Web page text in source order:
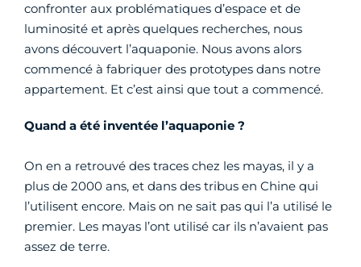
confronter aux problématiques d’espace et de
luminosité et après quelques recherches, nous
avons découvert l’aquaponie. Nous avons alors
commencé à fabriquer des prototypes dans notre
appartement. Et c’est ainsi que tout a commencé.
Quand a été inventée l’aquaponie ?
On en a retrouvé des traces chez les mayas, il y a
plus de 2000 ans, et dans des tribus en Chine qui
l’utilisent encore. Mais on ne sait pas qui l’a utilisé le
premier. Les mayas l’ont utilisé car ils n’avaient pas
assez de terre.